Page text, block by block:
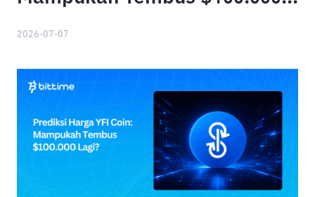
2026-07-07